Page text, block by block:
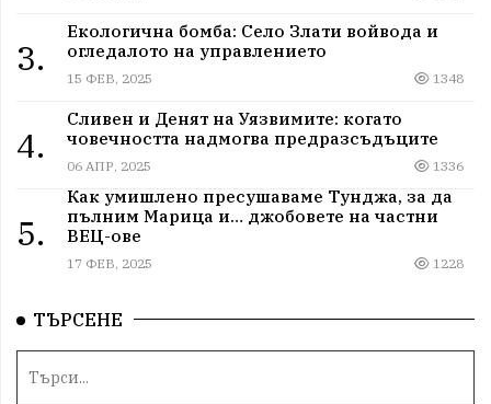
3.
Екологична бомба: Село Злати войвода и
огледалото на управлението
15 ФЕВ, 2025 1348
4.
Сливен и Денят на Уязвимите: когато
човечността надмогва предразсъдъците
06 АПР, 2025 1336
5.
Как умишлено пресушаваме Тунджа, за да
пълним Марица и… джобовете на частни
ВЕЦ-ове
17 ФЕВ, 2025 1228
ТЪРСЕНЕ